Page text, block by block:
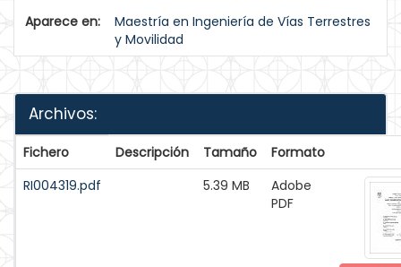
Aparece en:
Maestría en Ingeniería de Vías Terrestres
y Movilidad
Archivos:
Fichero Descripción Tamaño
Formato
RI004319.pdf
5.39 MB
Adobe
PDF